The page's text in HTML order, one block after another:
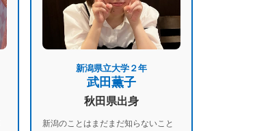
新潟県立大学２年
武田薫子
秋田県出身
新潟のことはまだまだ知らないこと